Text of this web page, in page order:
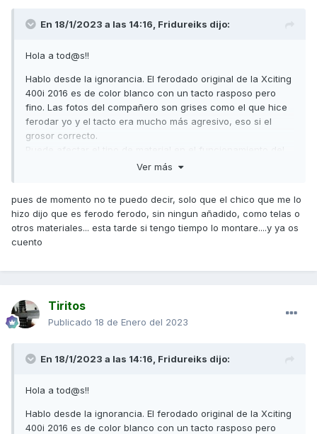
En 18/1/2023 a las 14:16, Fridureiks dijo:
Hola a tod@s!!
Hablo desde la ignorancia. El ferodado original de la Xciting
400i 2016 es de color blanco con un tacto rasposo pero
fino. Las fotos del compañero son grises como el que hice
ferodar yo y el tacto era mucho más agresivo, eso si el
grosor correcto.
Ver más
pues de momento no te puedo decir, solo que el chico que me lo
hizo dijo que es ferodo ferodo, sin ningun añadido, como telas o
otros materiales... esta tarde si tengo tiempo lo montare....y ya os
cuento
Tiritos
Publicado 18 de Enero del 2023
En 18/1/2023 a las 14:16, Fridureiks dijo:
Hola a tod@s!!
Hablo desde la ignorancia. El ferodado original de la Xciting
400i 2016 es de color blanco con un tacto rasposo pero